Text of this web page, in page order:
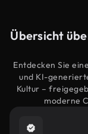
Übersicht
Entdecken Sie
und KI-
Kultur –
moderne